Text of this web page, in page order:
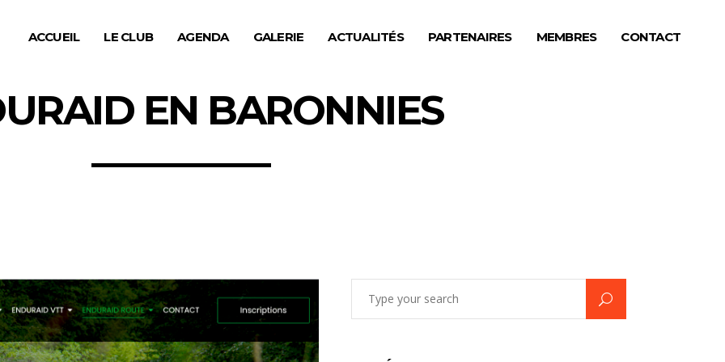
ACCUEIL LE CLUB AGENDA GALERIE ACTUALITÉS PARTENAIRES MEMBRES CONTACT
EN BARONNIES